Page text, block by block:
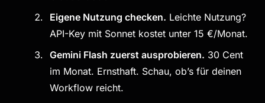
Eigene Nutzung checken. Leichte Nutzung?
API-Key mit Sonnet kostet unter 15 €/Monat.
Gemini Flash zuerst ausprobieren. 30 Cent
im Monat. Ernsthaft. Schau, ob’s für deinen
Workflow reicht.